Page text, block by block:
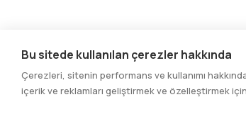
Bu sitede kullanılan çerezler hakkında
Çerezleri, sitenin performans ve kullanımı
içerik ve reklamları geliştirmek ve özelleştirmek